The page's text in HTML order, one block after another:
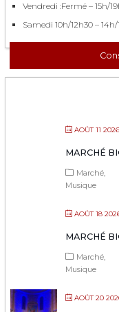
Vendredi :Fermé – 15h/
Samedi 10h/12h30 – 14h/
AOÛT 11 2026
MARCHÉ
Marché
Musique
AOÛT 18
MARCHÉ
Marché
Musique
AOÛT 20